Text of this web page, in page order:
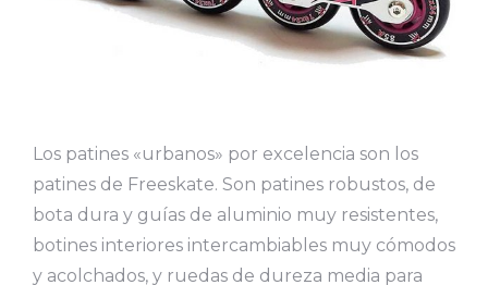
Los patines «urbanos» por excelencia son los
patines de Freeskate. Son patines robustos, de
bota dura y guías de aluminio muy resistentes,
botines interiores intercambiables muy cómodos
y acolchados, y ruedas de dureza media para